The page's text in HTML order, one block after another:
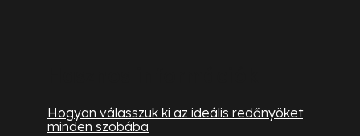
Hogyan válasszuk ki az ideális redőnyöket
minden szobába